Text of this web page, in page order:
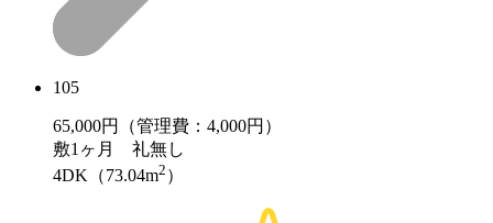
105
65,000円（管理費：4,000円）
敷1ヶ月 礼無し
4DK（73.04m2 ）